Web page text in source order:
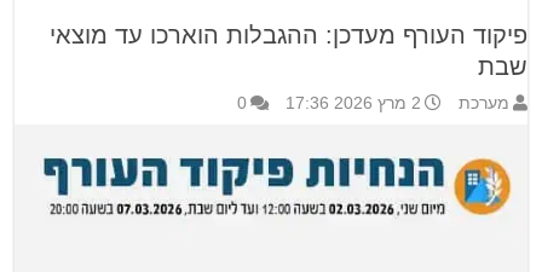
פיקוד העורף מעדכן: ההגבלות הוארכו עד מוצאי
שבת
מערכת 2 מרץ 2026 17:36 0